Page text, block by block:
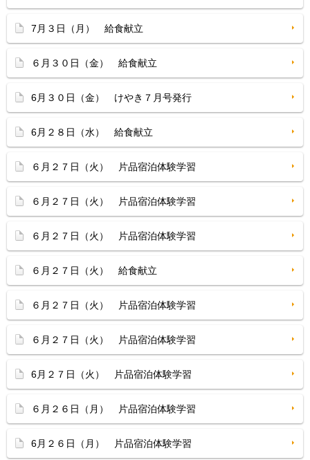
7月３日（月） 給食献立
６月３０日（金） 給食献立
6月３０日（金） けやき７月号発行
6月２８日（水） 給食献立
６月２７日（火） 片品宿泊体験学習
６月２７日（火） 片品宿泊体験学習
６月２７日（火） 片品宿泊体験学習
６月２７日（火） 給食献立
６月２７日（火） 片品宿泊体験学習
６月２７日（火） 片品宿泊体験学習
6月２７日（火） 片品宿泊体験学習
６月２６日（月） 片品宿泊体験学習
6月２６日（月） 片品宿泊体験学習